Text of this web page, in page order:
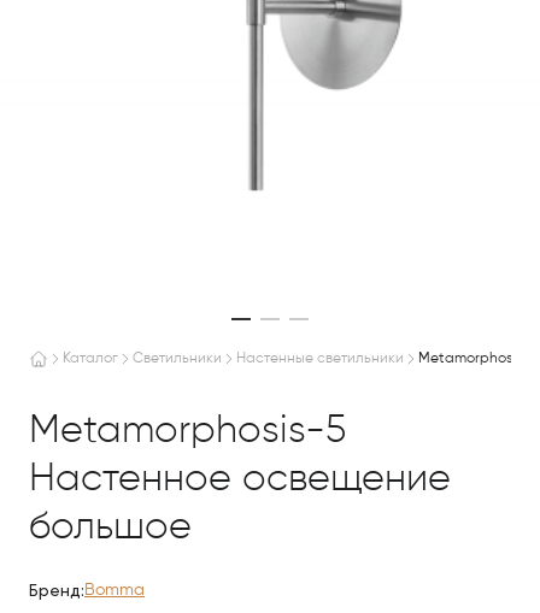
Каталог Светильники Настенные светильники Metamorphosis-
Metamorphosis-5
Настенное освещение
большое
Бренд: Bomma